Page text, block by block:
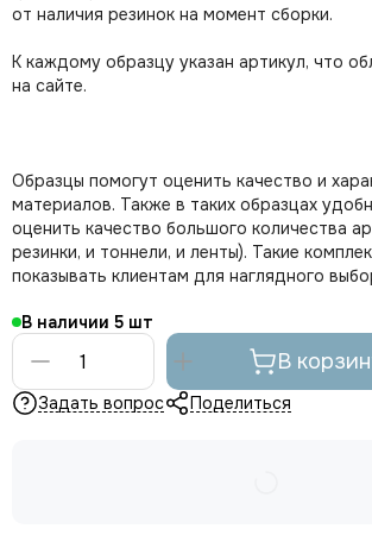
от наличия резинок на момент сборки.
К каждому образцу указан артикул, что
на сайте.
Образцы помогут оценить качество и
материалов. Также в таких образцах
оценить качество большого количества
резинки, и тоннели, и ленты). Такие
показывать клиентам для наглядного
В наличии 5
В
Задать вопрос Поделиться